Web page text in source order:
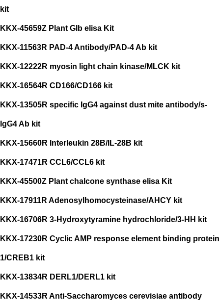
kit
KKX-45659Z Plant Glb elisa Kit
KKX-11563R PAD-4 Antibody/PAD-4 Ab kit
KKX-12222R myosin light chain kinase/MLCK kit
KKX-16564R CD166/CD166 kit
KKX-13505R specific IgG4 against dust mite antibody/s-
IgG4 Ab kit
KKX-15660R Interleukin 28B/IL-28B kit
KKX-17471R CCL6/CCL6 kit
KKX-45500Z Plant chalcone synthase elisa Kit
KKX-17911R Adenosylhomocysteinase/AHCY kit
KKX-16706R 3-Hydroxytyramine hydrochloride/3-HH kit
KKX-17230R Cyclic AMP response element binding protein
1/CREB1 kit
KKX-13834R DERL1/DERL1 kit
KKX-14533R Anti-Saccharomyces cerevisiae antibody